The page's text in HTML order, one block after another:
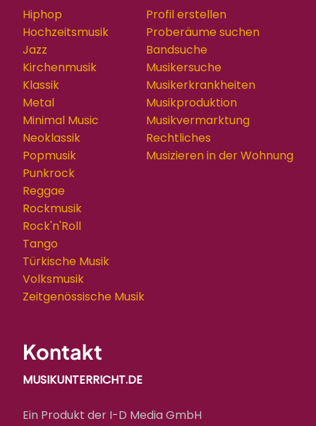
Hiphop
Hochzeitsmusik
Jazz
Kirchenmusik
Klassik
Metal
Minimal Music
Neoklassik
Popmusik
Punkrock
Reggae
Rockmusik
Rock'n'Roll
Tango
Türkische Musik
Volksmusik
Zeitgenössische Musik
Profil erstellen
Proberäume suchen
Bandsuche
Musikersuche
Musikerkrankheiten
Musikproduktion
Musikvermarktung
Rechtliches
Musizieren in der Wohnung
Kontakt
MUSIKUNTERRICHT.DE
Ein Produkt der I-D Media GmbH